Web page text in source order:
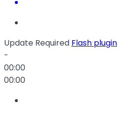
Update Required Flash plugin
-
00:00
00:00